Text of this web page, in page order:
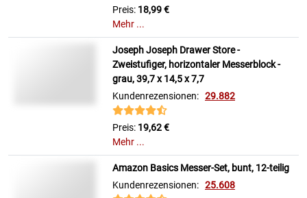
Preis: 18,99 €
Mehr ...
Joseph Joseph Drawer Store -
Zweistufiger, horizontaler Messerblock -
grau, 39,7 x 14,5 x 7,7
Kundenrezensionen: 29.882
Preis: 19,62 €
Mehr ...
Amazon Basics Messer-Set, bunt, 12-teilig
Kundenrezensionen: 25.608